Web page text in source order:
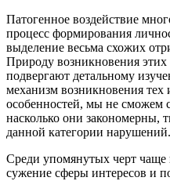
Патогенное воздействие
процесс формирования
выделение весьма схожих
Природу возникновения этих
подвергают детальному
механизм возникновения тех
особенностей, мы не сможем
насколько они закономерны,
данной категории нарушений.
Среди упомянутых черт чаще
сужение сферы интересов и